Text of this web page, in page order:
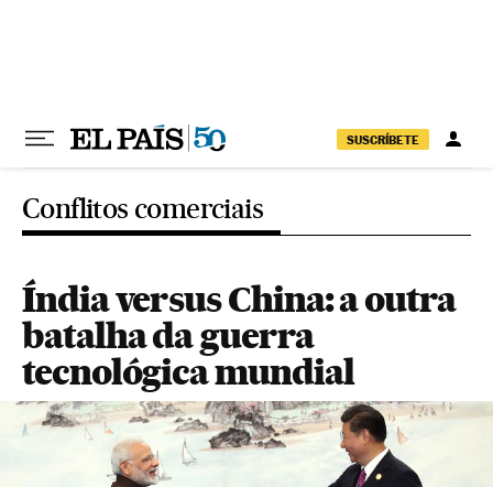
SUSCRÍBETE
Conflitos comerciais
Índia versus China: a outra
batalha da guerra
tecnológica mundial